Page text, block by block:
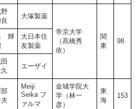
野
大塚製薬
帝京大学
（髙橋秀
依）
関
東
98
輝
大日本住
友製薬
田
エーザイ
部
Meiji
Seika フ
ァルマ
金城学院大
学（林一
彦）
東
海
153